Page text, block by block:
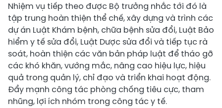
Nhiệm vụ tiếp theo được Bộ trưởng nhắc tới đó là
tập trung hoàn thiện thể chế, xây dựng và trình các
dự án Luật Khám bệnh, chữa bệnh sửa đổi, Luật Bảo
hiểm y tế sửa đổi, Luật Dược sửa đổi và tiếp tục rà
soát, hoàn thiện các văn bản pháp luật để tháo gỡ
các khó khăn, vướng mắc, nâng cao hiệu lực, hiệu
quả trong quản lý, chỉ đạo và triển khai hoạt động.
Đẩy mạnh công tác phòng chống tiêu cực, tham
nhũng, lợi ích nhóm trong công tác y tế.